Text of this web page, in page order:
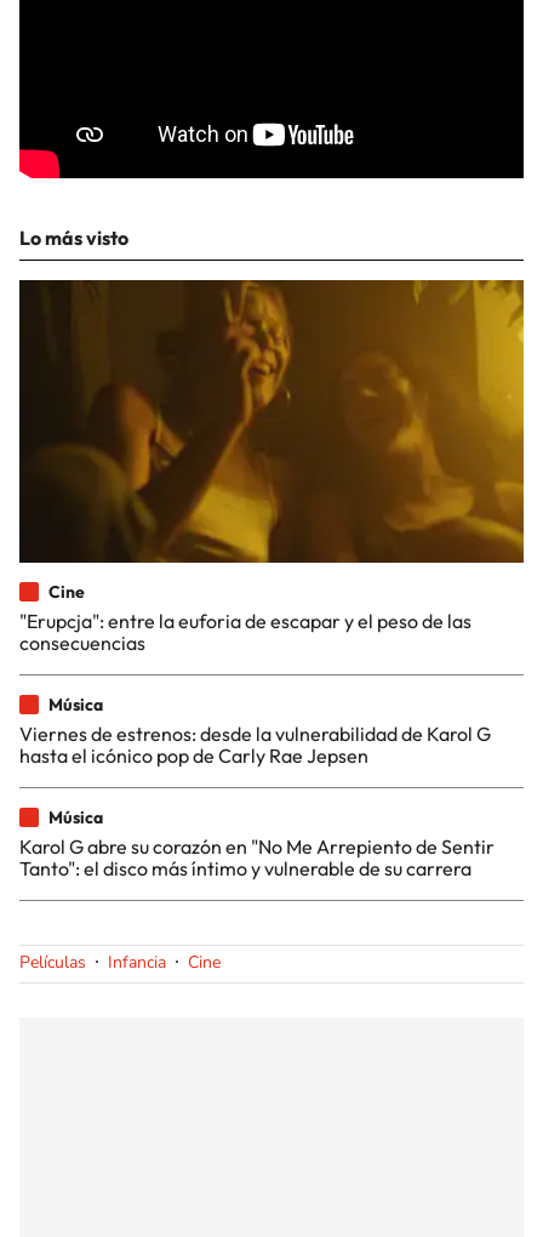
Lo más visto
Cine
"Erupcja": entre la euforia de escapar y el peso de las
consecuencias
Música
Viernes de estrenos: desde la vulnerabilidad de Karol G
hasta el icónico pop de Carly Rae Jepsen
Música
Karol G abre su corazón en "No Me Arrepiento de Sentir
Tanto": el disco más íntimo y vulnerable de su carrera
Películas Infancia Cine